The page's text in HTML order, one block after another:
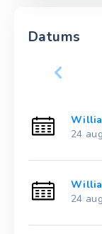
Datums
24
24